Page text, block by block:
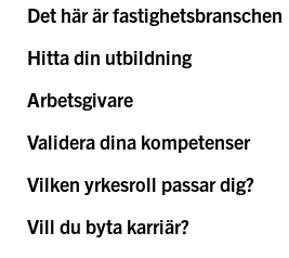
Det här är fastighetsbranschen
Hitta din utbildning
Arbetsgivare
Validera dina kompetenser
Vilken yrkesroll passar dig?
Vill du byta karriär?